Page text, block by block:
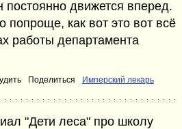
постоянно движется вперед.
как вот это вот всё
работы департамента
Поделиться Имперский лекарь
"Дети леса" про школу